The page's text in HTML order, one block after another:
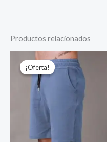
Productos relacionados
¡Oferta!
¡Oferta!
precio
original
era:
S/ 89.00.
El
precio
actual
es:
S/ 59.90.